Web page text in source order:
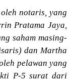
notaris, yang
Pratama Jaya,
saham masing-
dan Martha
pelawan yang
P-5 surat dari